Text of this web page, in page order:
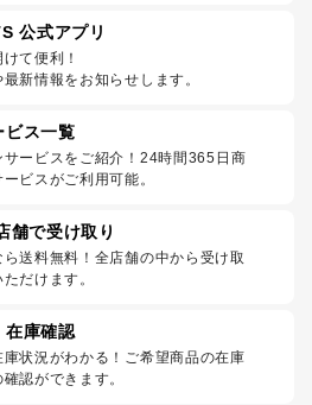
公式アプリ
て便利！
新情報をお知らせします。
ビス一覧
サービスをご紹介！24時間365日商
ビスがご利用可能。
舗で受け取り
送料無料！全店舗の中から受け取
だけます。
在庫確認
状況がわかる！ご希望商品の在庫
認ができます。